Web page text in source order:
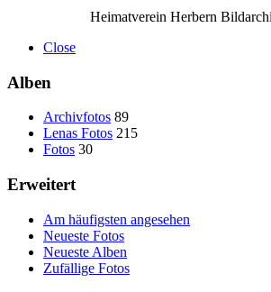
Heimatverein Herbern
Close
Alben
Archivfotos 89
Lenas Fotos 215
Fotos 30
Erweitert
Am häufigsten angesehen
Neueste Fotos
Neueste Alben
Zufällige Fotos